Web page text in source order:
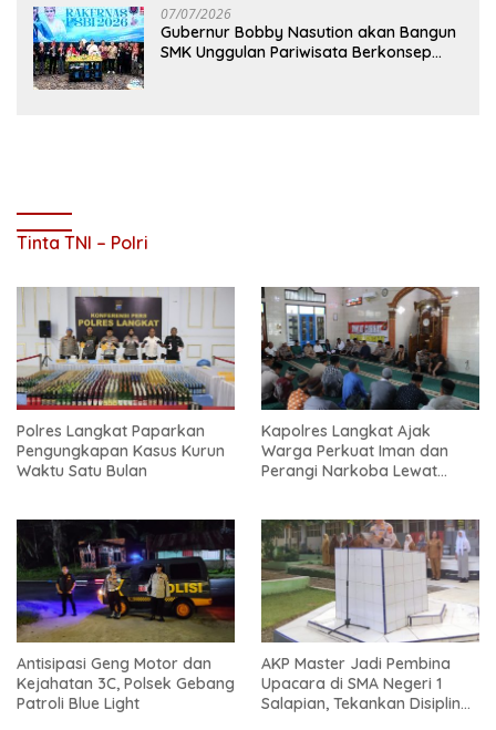
07/07/2026
Gubernur Bobby Nasution akan Bangun
SMK Unggulan Pariwisata Berkonsep
Tinta TNI – Polri
Polres Langkat Paparkan
Pengungkapan Kasus Kurun
Waktu Satu Bulan
Kapolres Langkat Ajak
Warga Perkuat Iman dan
Perangi Narkoba Lewat
Antisipasi Geng Motor dan
Kejahatan 3C, Polsek Gebang
Patroli Blue Light
AKP Master Jadi Pembina
Upacara di SMA Negeri 1
Salapian, Tekankan Disiplin